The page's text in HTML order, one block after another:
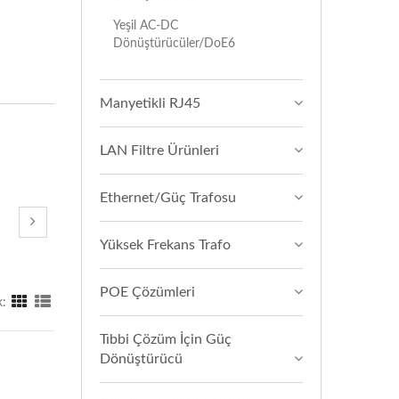
Yeşil AC-DC
Dönüştürücüler/DoE6
Manyetikli RJ45
LAN Filtre Ürünleri
Ethernet/Güç Trafosu
Yüksek Frekans Trafo
POE Çözümleri
Tıbbi Çözüm İçin Güç
Dönüştürücü